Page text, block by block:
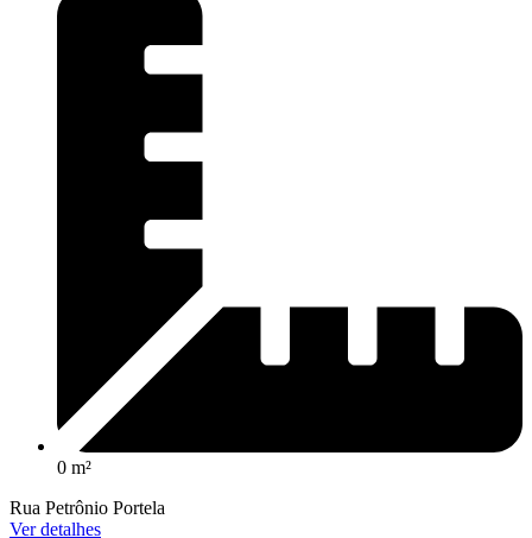
0 m²
Rua Petrônio Portela
Ver detalhes